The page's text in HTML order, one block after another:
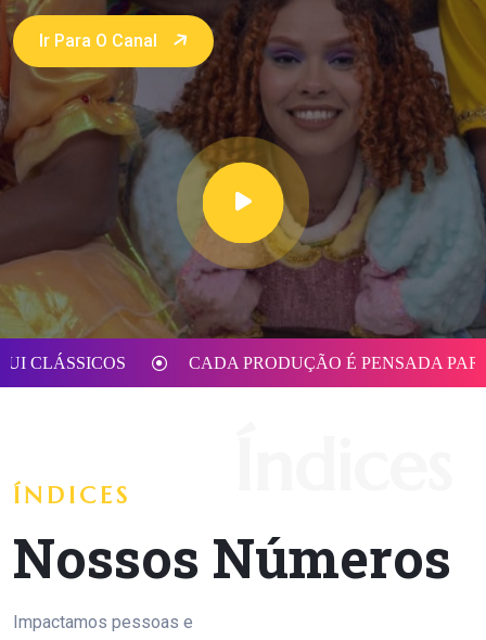
Ir Para O Canal
CADA PRODUÇÃO É PENSADA PARA
ÍNDICES
Nossos Números
Impactamos pessoas e